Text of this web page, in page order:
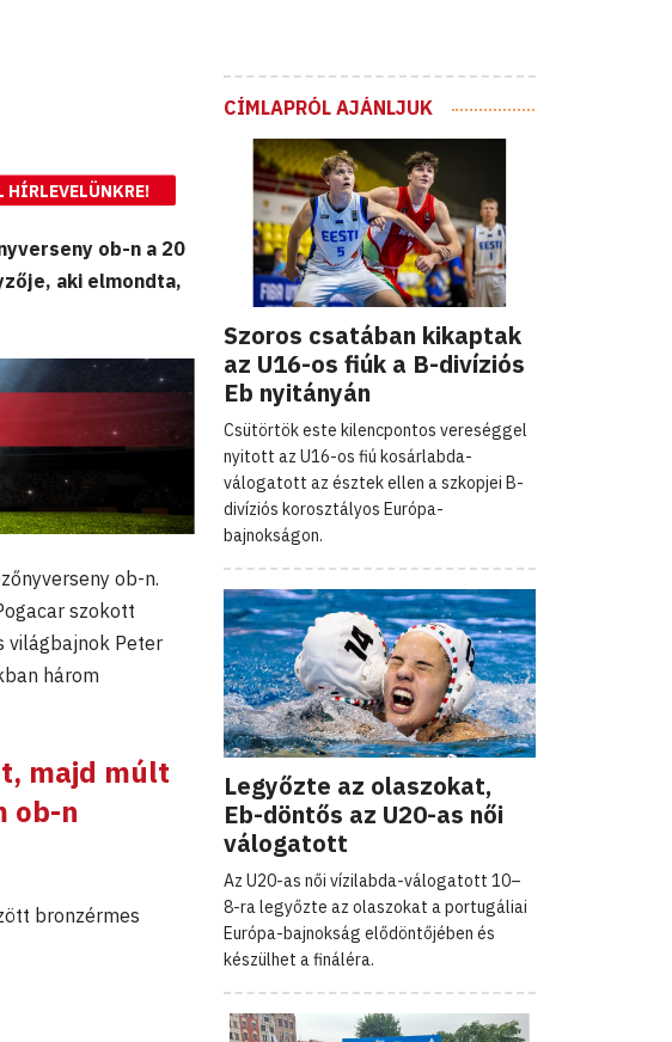
HÍRLEVELÜNKRE!
ob-n a 20
aki elmondta,
ob-n.
szokott
világbajnok Peter
három
majd múlt
ob-n
bronzérmes
CÍMLAPRÓL AJÁNLJUK
Szoros csatában kikaptak
az U16-os fiúk a B-divíziós
Eb nyitányán
Csütörtök este kilencpontos vereséggel
nyitott az U16-os fiú kosárlabda-
válogatott az észtek ellen a szkopjei B-
divíziós korosztályos Európa-
bajnokságon.
Legyőzte az olaszokat,
Eb-döntős az U20-as női
válogatott
Az U20-as női vízilabda-válogatott 10–
8-ra legyőzte az olaszokat a portugáliai
Európa-bajnokság elődöntőjében és
készülhet a fináléra.